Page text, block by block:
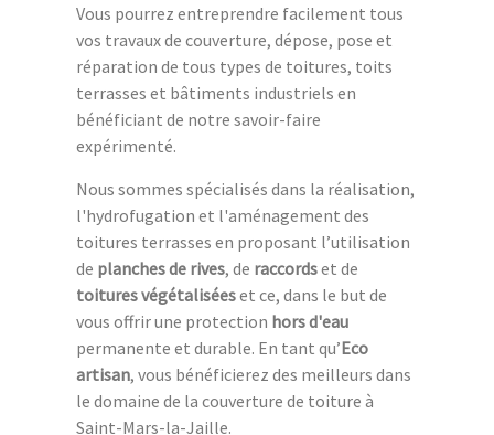
Vous pourrez entreprendre facilement tous
vos travaux de couverture, dépose, pose et
réparation de tous types de toitures, toits
terrasses et bâtiments industriels en
bénéficiant de notre savoir-faire
expérimenté.
Nous sommes spécialisés dans la réalisation,
l'hydrofugation et l'aménagement des
toitures terrasses en proposant l’utilisation
de planches de rives, de raccordset de
toitures végétaliséeset ce, dans le but de
vous offrir une protection hors d'eau
permanente et durable. En tant qu’Eco
artisan, vous bénéficierez des meilleurs dans
le domaine de la couverture de toiture à
Saint-Mars-la-Jaille.